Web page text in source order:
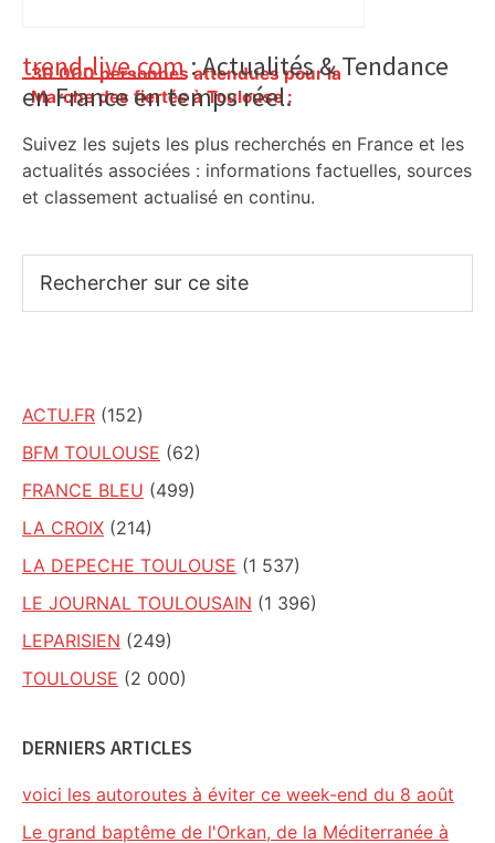
30 000 personnes attendues pour la
Marche des fiertés à Toulouse :
le programme – Actu.fr
Primary
Sidebar
trend-live.com: Actualités & Tendance
en France en temps réel.
Suivez les sujets les plus recherchés en France et les
actualités associées : informations factuelles, sources
et classement actualisé en continu.
sur
ACTU.FR (152)
BFM TOULOUSE (62)
FRANCE BLEU (499)
LA CROIX (214)
LA DEPECHE TOULOUSE (1 537)
LE JOURNAL TOULOUSAIN (1 396)
LEPARISIEN (249)
TOULOUSE (2 000)
DERNIERS ARTICLES
voici les autoroutes à éviter ce week-end du 8 août
Le grand baptême de l'Orkan, de la Méditerranée à